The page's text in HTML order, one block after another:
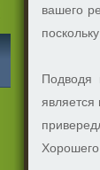
вашего
Подводя